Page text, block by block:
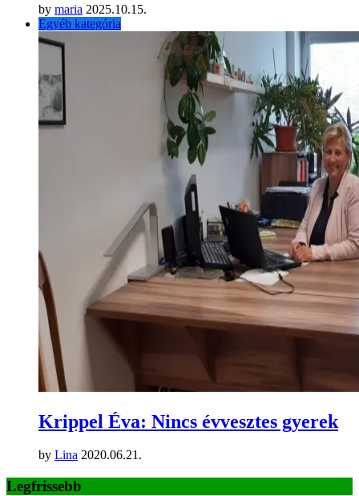
by maria 2025.10.15.
Egyéb kategória
Krippel Éva: Nincs évvesztes gyerek
by Lina 2020.06.21.
Legfrissebb